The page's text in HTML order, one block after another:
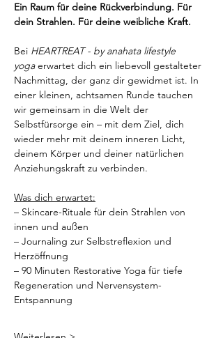
Ein Raum für deine Rückverbindung. Für
dein Strahlen. Für deine weibliche Kraft.
Bei HEARTREAT - by anahata lifestyle
yoga erwartet dich ein liebevoll gestalteter
Nachmittag, der ganz dir gewidmet ist. In
einer kleinen, achtsamen Runde tauchen
wir gemeinsam in die Welt der
Selbstfürsorge ein – mit dem Ziel, dich
wieder mehr mit deinem inneren Licht,
deinem Körper und deiner natürlichen
Anziehungskraft zu verbinden.
Was dich erwartet:
– Skincare-Rituale für dein Strahlen von
innen und außen
– Journaling zur Selbstreflexion und
Herzöffnung
– 90 Minuten Restorative Yoga für tiefe
Regeneration und Nervensystem-
Entspannung